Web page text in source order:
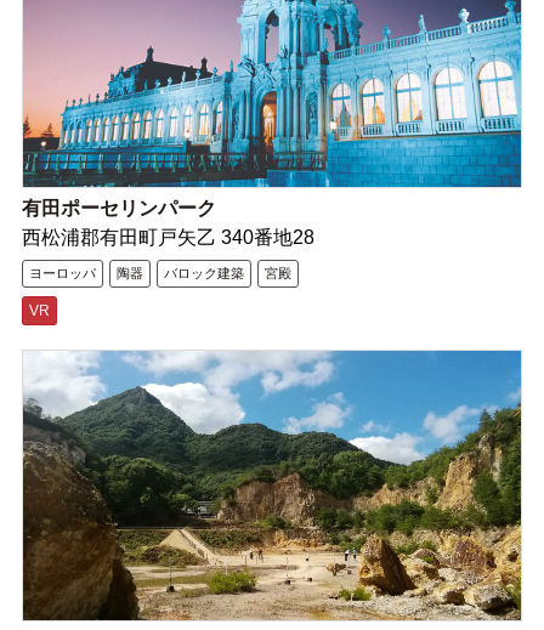
有田ポーセリンパーク
西松浦郡有田町戸矢乙 340番地28
ヨーロッパ 陶器 バロック建築 宮殿
VR